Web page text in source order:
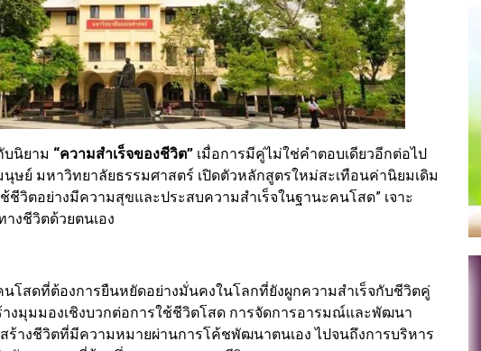
บนิยาม “ความสำเร็จของชีวิต” เมื่อการมีคู่ไม่ใช่คำตอบเดียวอีกต่อไป
ษย์ มหาวิทยาลัยธรรมศาสตร์ เปิดตัวหลักสูตรใหม่สะเทือนค่านิยมเดิม
ชีวิตอย่างมีความสุขและประสบความสำเร็จในฐานะคนโสด” เจาะ
งชีวิตด้วยตนเอง
โสดที่ต้องการยืนหยัดอย่างมั่นคงในโลกที่ยังผูกความสำเร็จกับชีวิตคู่
งมุมมองเชิงบวกต่อการใช้ชีวิตโสด การจัดการอารมณ์และพัฒนา
ร้างชีวิตที่มีความหมายผ่านการโค้ชพัฒนาตนเอง ไปจนถึงการบริหาร